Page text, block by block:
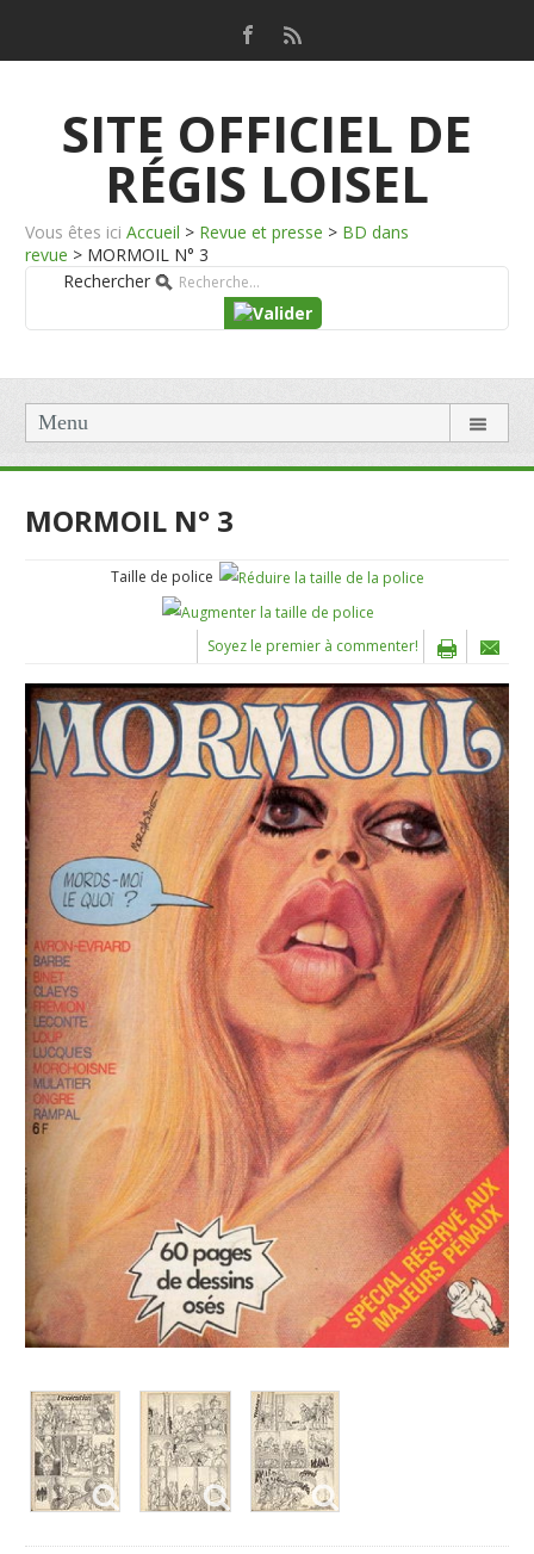
SITE OFFICIEL DE
RÉGIS LOISEL
Vous êtes ici Accueil > Revue et presse > BD dans
revue > MORMOIL N° 3
Rechercher
Menu
MORMOIL N° 3
Taille de police
Soyez le premier à commenter!